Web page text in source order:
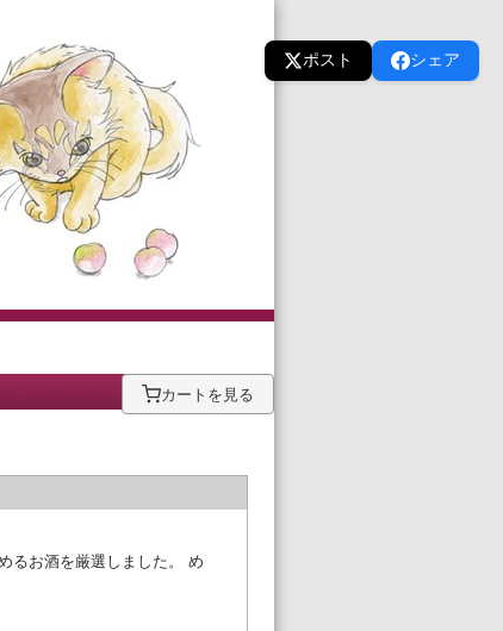
ポスト シェア
カートを見る
るお酒を厳選しました。 め